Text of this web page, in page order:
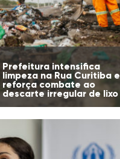
Prefeitura intensifica
limpeza na Rua Curitiba e
reforça combate ao
descarte irregular de lixo